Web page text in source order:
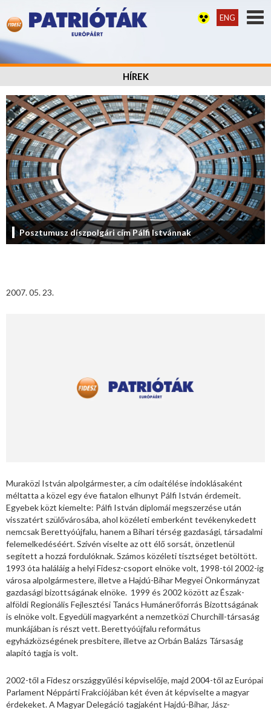
ENG
HÍREK
Posztumusz díszpolgári cím Pálfi Istvánnak
2007. 05. 23.
Muraközi István alpolgármester, a cím odaítélése indoklásaként
méltatta a közel egy éve fiatalon elhunyt Pálfi István érdemeit.
Egyebek közt kiemelte: Pálfi István diplomái megszerzése után
visszatért szülővárosába, ahol közéleti emberként tevékenykedett
nemcsak Berettyóújfalu, hanem a Bihari térség gazdasági, társadalmi
felemelkedéséért. Szívén viselte az ott élő sorsát, önzetlenül
segített a hozzá fordulóknak. Számos közéleti tisztséget betöltött.
1993 óta haláláig a helyi Fidesz-csoport elnöke volt, 1998-tól 2002-ig
városa alpolgármestere, illetve a Hajdú-Bihar Megyei Önkormányzat
gazdasági bizottságának elnöke. 1999 és 2002 között az Észak-
alföldi Regionális Fejlesztési Tanács Humánerőforrás Bizottságának
is elnöke volt. Egyedüli magyarként a nemzetközi Churchill-társaság
munkájában is részt vett. Berettyóújfalu református
egyházközségének presbitere, illetve az Orbán Balázs Társaság
alapító tagja is volt.
2002-től a Fidesz országgyűlési képviselője, majd 2004-től az Európai
Parlament Néppárti Frakciójában két éven át képviselte a magyar
érdekeket. A Magyar Delegáció tagjaként Hajdú-Bihar, Jász-